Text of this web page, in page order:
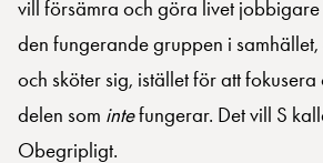
vill försämra och göra livet
den fungerande gruppen i
och sköter sig, istället för att
delen som intefungerar. Det vill S
Obegripligt.